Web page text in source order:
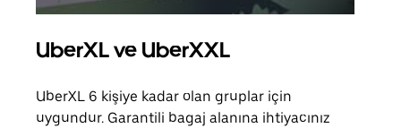
UberXL ve UberXXL
UberXL 6 kişiye kadar olan gruplar için
uygundur. Garantili bagaj alanına ihtiyacınız